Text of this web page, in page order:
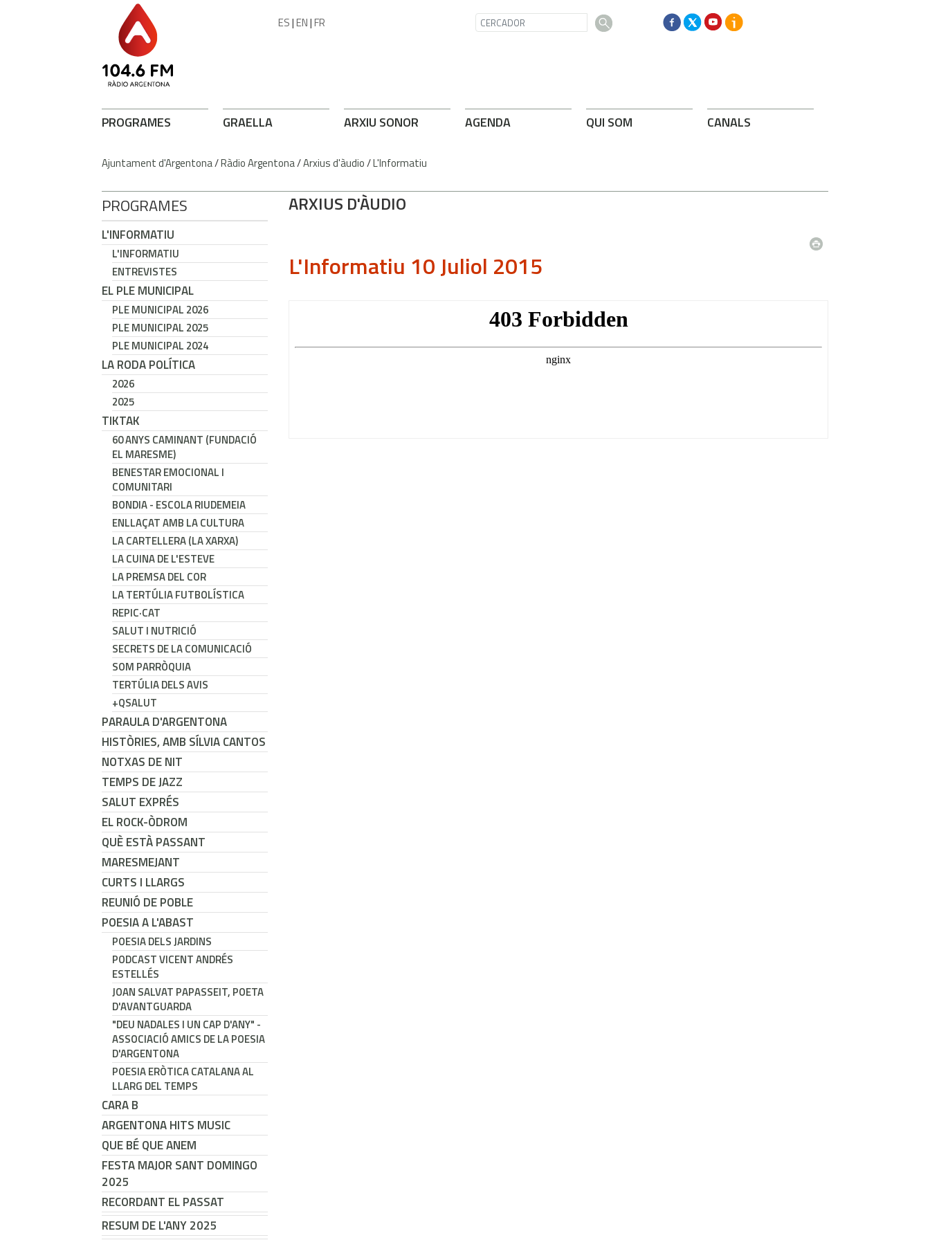
ES|EN|FR
PROGRAMES GRAELLA ARXIU SONOR AGENDA QUI SOM CANALS
Ajuntament d'Argentona/Ràdio Argentona/Arxius d'àudio/L'Informatiu
PROGRAMES
L'INFORMATIU
L'INFORMATIU
ENTREVISTES
EL PLE MUNICIPAL
PLE MUNICIPAL 2026
PLE MUNICIPAL 2025
PLE MUNICIPAL 2024
LA RODA POLÍTICA
2026
2025
TIKTAK
60 ANYS CAMINANT (FUNDACIÓ
EL MARESME)
BENESTAR EMOCIONAL I
COMUNITARI
BONDIA - ESCOLA RIUDEMEIA
ENLLAÇAT AMB LA CULTURA
LA CARTELLERA (LA XARXA)
LA CUINA DE L'ESTEVE
LA PREMSA DEL COR
LA TERTÚLIA FUTBOLÍSTICA
REPIC·CAT
SALUT I NUTRICIÓ
SECRETS DE LA COMUNICACIÓ
SOM PARRÒQUIA
TERTÚLIA DELS AVIS
+QSALUT
PARAULA D'ARGENTONA
HISTÒRIES, AMB SÍLVIA CANTOS
NOTXAS DE NIT
TEMPS DE JAZZ
SALUT EXPRÉS
EL ROCK-ÒDROM
QUÈ ESTÀ PASSANT
MARESMEJANT
CURTS I LLARGS
REUNIÓ DE POBLE
POESIA A L'ABAST
POESIA DELS JARDINS
PODCAST VICENT ANDRÉS
ESTELLÉS
JOAN SALVAT PAPASSEIT, POETA
D'AVANTGUARDA
"DEU NADALES I UN CAP D'ANY" -
ASSOCIACIÓ AMICS DE LA POESIA
D'ARGENTONA
POESIA ERÒTICA CATALANA AL
LLARG DEL TEMPS
CARA B
ARGENTONA HITS MUSIC
QUE BÉ QUE ANEM
FESTA MAJOR SANT DOMINGO
2025
RECORDANT EL PASSAT
RESUM DE L'ANY 2025
ARXIUS D'ÀUDIO
L'Informatiu 10 Juliol 2015